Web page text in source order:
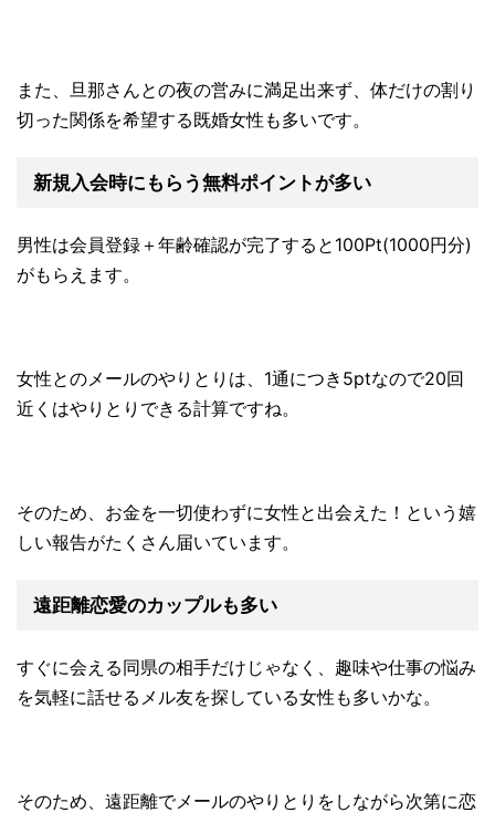
また、旦那さんとの夜の営みに満足出来ず、体だけの割り
切った関係を希望する既婚女性も多いです。
新規入会時にもらう無料ポイントが多い
男性は会員登録＋年齢確認が完了すると100Pt(1000円分)
がもらえます。
女性とのメールのやりとりは、1通につき5ptなので20回
近くはやりとりできる計算ですね。
そのため、お金を一切使わずに女性と出会えた！という嬉
しい報告がたくさん届いています。
遠距離恋愛のカップルも多い
すぐに会える同県の相手だけじゃなく、趣味や仕事の悩み
を気軽に話せるメル友を探している女性も多いかな。
そのため、遠距離でメールのやりとりをしながら次第に恋